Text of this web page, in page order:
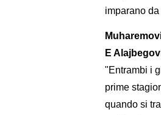
imparano
E
"Entrambi i
prime
quando si